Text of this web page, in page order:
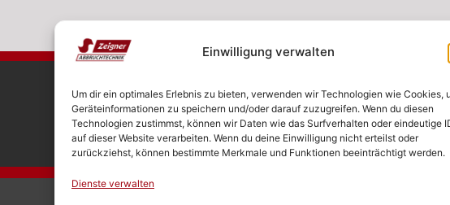
Einwilligung verwalten
Um dir ein optimales Erlebnis zu bieten, verwenden wir Technologien wie Cookies,
Geräteinformationen zu speichern und/oder darauf zuzugreifen. Wenn du diesen
Technologien zustimmst, können wir Daten wie das Surfverhalten oder eindeutige
auf dieser Website verarbeiten. Wenn du deine Einwilligung nicht erteilst oder
zurückziehst, können bestimmte Merkmale und Funktionen beeinträchtigt werden.
Dienste verwalten